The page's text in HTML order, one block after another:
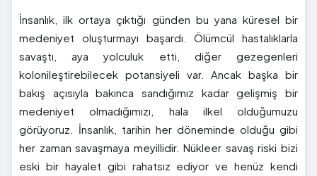
İnsanlık, ilk ortaya çıktığı günden bu yana küresel bir
medeniyet oluşturmayı başardı. Ölümcül hastalıklarla
savaştı, aya yolculuk etti, diğer gezegenleri
kolonileştirebilecek potansiyeli var. Ancak başka bir
bakış açısıyla bakınca sandığımız kadar gelişmiş bir
medeniyet olmadığımızı, hala ilkel olduğumuzu
görüyoruz. İnsanlık, tarihin her döneminde olduğu gibi
her zaman savaşmaya meyillidir. Nükleer savaş riski bizi
eski bir hayalet gibi rahatsız ediyor ve henüz kendi